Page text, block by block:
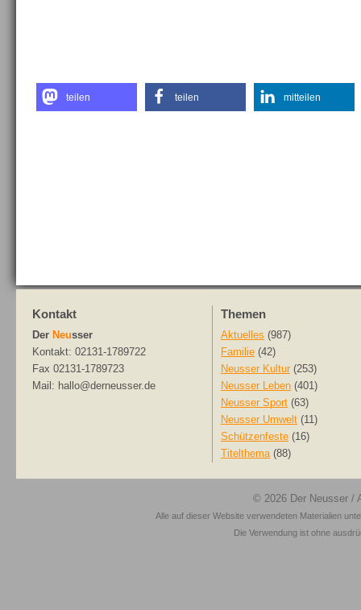
teilen teilen mitteilen
Kontakt
Der Neusser
Kontakt: 02131-1789722
Fax 02131-1789723
Mail: hallo@derneusser.de
Themen
Aktuelles (987)
Familie (42)
Neusser Kultur (253)
Neusser Leben (401)
Neusser Sport (63)
Neusser Umwelt (11)
Schützenfeste (16)
Titelthema(88)
© 2026 Der Neusser /
Alle auf dieser Website verwendeten Materialien
Die Verwendung ist ohne